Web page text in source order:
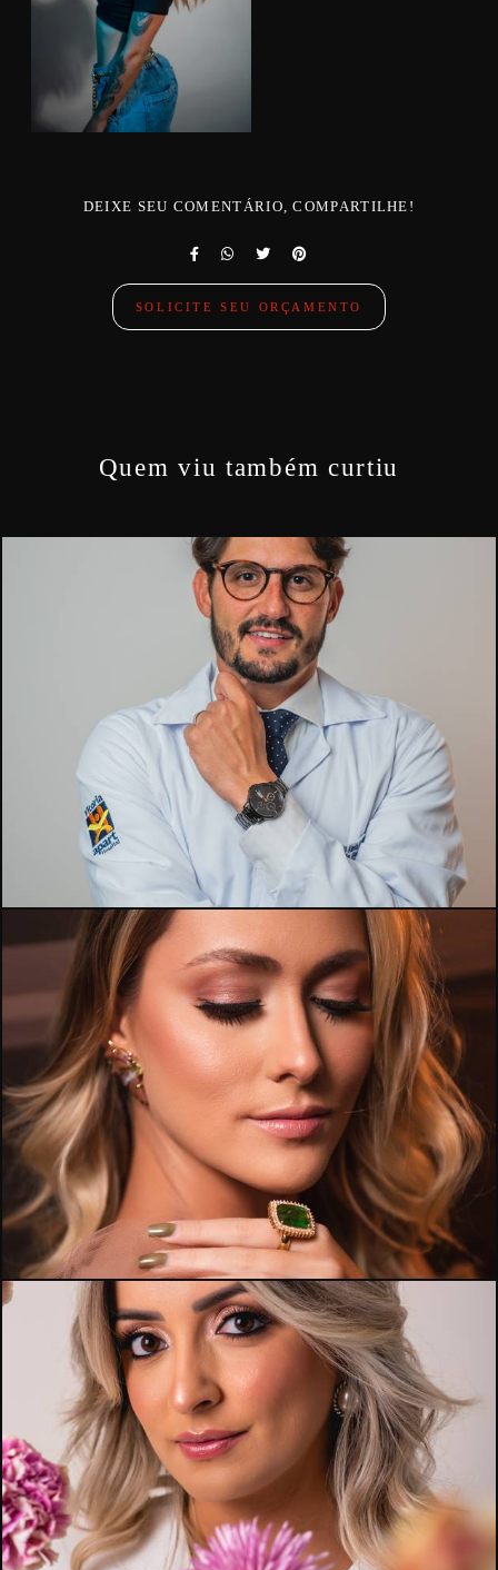
DEIXE SEU COMENTÁRIO, COMPARTILHE!
SOLICITE SEU ORÇAMENTO
Quem viu também curtiu